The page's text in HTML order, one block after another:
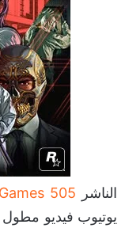
الناشر 505 Games